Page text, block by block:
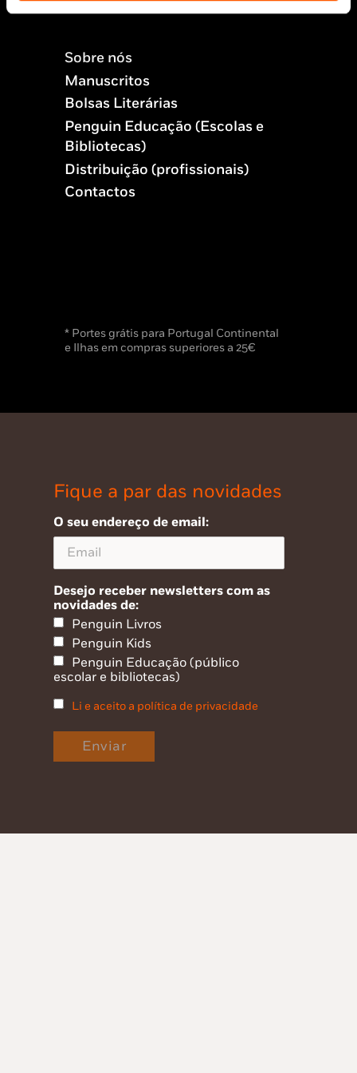
Sobre nós
Manuscritos
Bolsas Literárias
Penguin Educação (Escolas e
Bibliotecas)
Distribuição (profissionais)
Contactos
* Portes grátis para Portugal Continental
e Ilhas em compras superiores a 25€
Fique a par das novidades
O seu endereço de email:
Desejo receber newsletters com as
novidades de:
Penguin Livros
Penguin Kids
Penguin Educação (público
escolar e bibliotecas)
Li e aceito a política de privacidade